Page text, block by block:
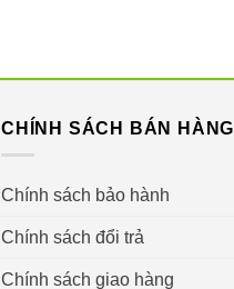
CHÍNH SÁCH BÁN HÀNG
Chính sách bảo hành
Chính sách đổi trả
Chính sách giao hàng